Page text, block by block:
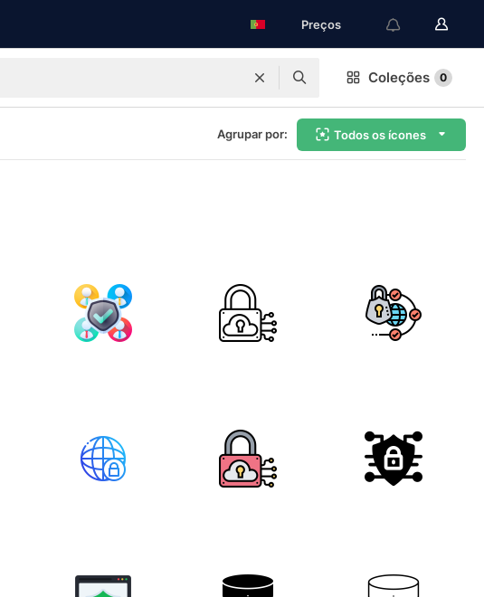
Preços
Coleções 0
Agrupar por: Todos os ícones